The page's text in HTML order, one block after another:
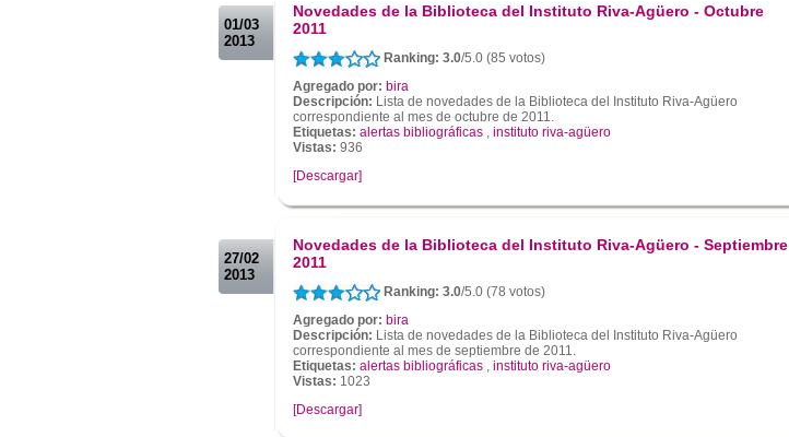
01/03
2013
Novedades de la Biblioteca del Instituto Riva-Agüero - Octubre
2011
Ranking: 3.0/5.0 (85 votos)
Agregado por: bira
Descripción: Lista de novedades de la Biblioteca del Instituto Riva-Agüero
correspondiente al mes de octubre de 2011.
Etiquetas: alertas bibliográficas , instituto riva-agüero
Vistas: 936
[Descargar]
27/02
2013
Novedades de la Biblioteca del Instituto Riva-Agüero - Septiembre
2011
Ranking: 3.0/5.0 (78 votos)
Agregado por: bira
Descripción: Lista de novedades de la Biblioteca del Instituto Riva-Agüero
correspondiente al mes de septiembre de 2011.
Etiquetas: alertas bibliográficas , instituto riva-agüero
Vistas: 1023
[Descargar]